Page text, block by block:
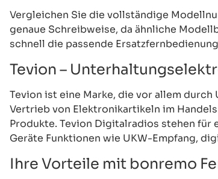
Vergleichen Sie die vollständige
genaue Schreibweise, da ähnliche
schnell die passende
Tevion –
Tevion ist eine Marke, die vor allem
Vertrieb von Elektronikartikeln im
Produkte. Tevion Digitalradios stehen für
Geräte Funktionen wie UKW-Empfang,
Ihre Vorteile mit bonremo